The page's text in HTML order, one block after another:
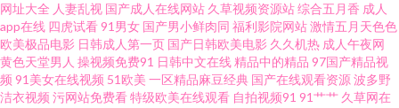
站 日韩国产综合系列 影音先锋女人av鲁 91日韩在线观看 国产精品婷婷久久
欧美精品久色视频网 天堂男人操 91破解版在线观看 成人日韩网址 精品综合
人妻在线 日韩大片伦理 91国在线视频 www91免费版 久艹网伊人 色界福利导
网址大全 人妻乱视 国产成人在线网站 久草视频资源站综合五月香 成人
app在线 四虎试看91男女 国产男小鲜肉同 福利影院网站激情五月天色色
欧美极品电影 日韩成人第一页 国产日韩欧美电影 久久机热 成人午夜网
黄色天堂男人 操视频免费91 日韩中文在线精品中的精品 97国产精品视
频 91美女在线视频 51欧美 一区精品麻豆经典 国产在线观看资源波多野
洁衣视频 污网站免费看特级欧美在线观看 自拍视频91 91艹艹 久草网在